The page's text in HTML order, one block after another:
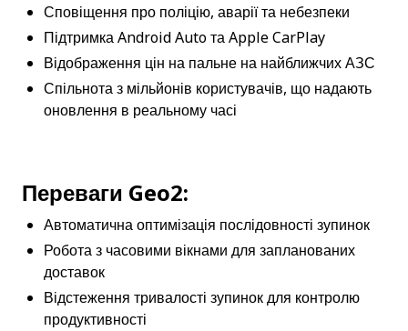
Сповіщення про поліцію, аварії та небезпеки
Підтримка Android Auto та Apple CarPlay
Відображення цін на пальне на найближчих АЗС
Спільнота з мільйонів користувачів, що надають
оновлення в реальному часі
Переваги Geo2:
Автоматична оптимізація послідовності зупинок
Робота з часовими вікнами для запланованих
доставок
Відстеження тривалості зупинок для контролю
продуктивності